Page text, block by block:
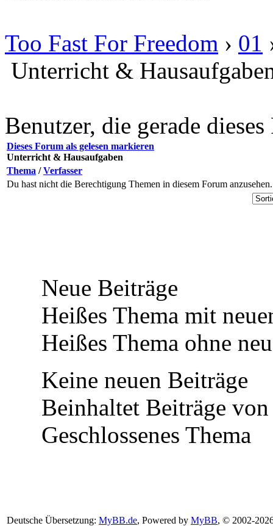
Too Fast For Freedom › 01
Unterricht &
Benutzer, die gerade
Dieses Forum als gelesen markieren
Unterricht & Hausaufgaben
Thema /Verfasser
Du hast nicht die Berechtigung Themen in diesem Forum anzusehen.
Neue Beiträge
Heißes Thema mit
Heißes Thema ohne
Keine neuen Beiträge
Beinhaltet Beiträge
Geschlossenes Thema
Deutsche Übersetzung: MyBB.de, Powered by MyBB, © 2002-